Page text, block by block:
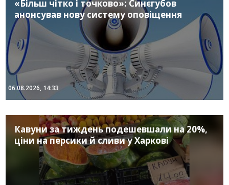
«Більш чітко і точково»: Синєгубов
анонсував нову систему оповіщення
06.08.2026, 14:33
Кавуни за тиждень подешевшали на 20%,
ціни на персики й сливи у Харкові